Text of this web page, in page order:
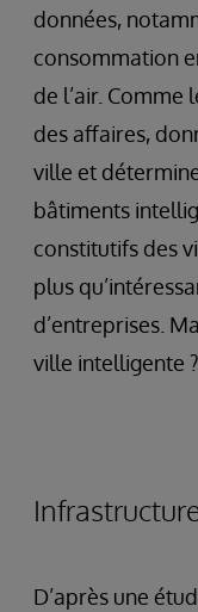
données,
consommation
de l’air.
des affaires,
ville et
bâtiments
constitutifs des
plus
d’entreprises.
ville intelligente ?
D’après une